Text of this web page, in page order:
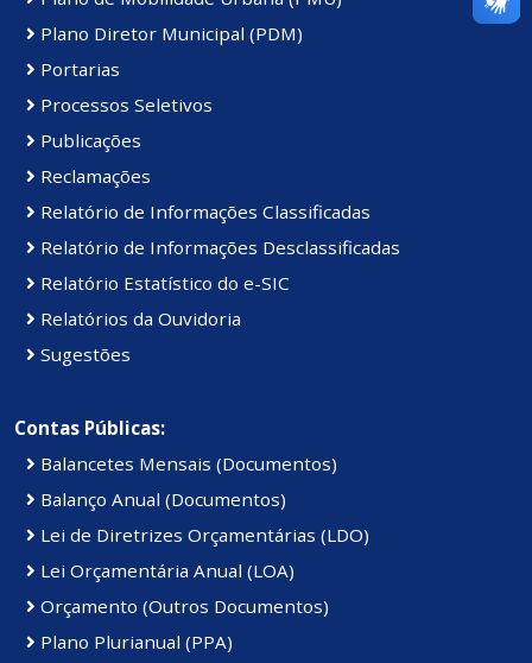
Plano Diretor Municipal (PDM)
Portarias
Processos Seletivos
Publicações
Reclamações
Relatório de Informações Classificadas
Relatório de Informações Desclassificadas
Relatório Estatístico do e-SIC
Relatórios da Ouvidoria
Sugestões
Contas Públicas:
Balancetes Mensais (Documentos)
Balanço Anual (Documentos)
Lei de Diretrizes Orçamentárias (LDO)
Lei Orçamentária Anual (LOA)
Orçamento (Outros Documentos)
Plano Plurianual (PPA)